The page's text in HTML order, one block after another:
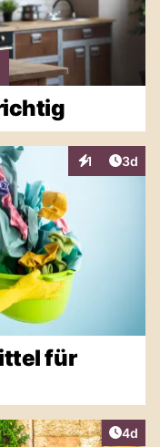
1
Interaktionen
3d
für
4d